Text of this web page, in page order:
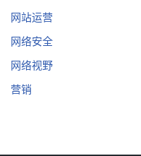
网站运营
网络安全
网络视野
营销